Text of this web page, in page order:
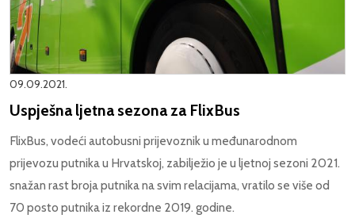
09.09.2021.
Uspješna ljetna sezona za FlixBus
FlixBus, vodeći autobusni prijevoznik u međunarodnom
prijevozu putnika u Hrvatskoj, zabilježio je u ljetnoj sezoni 2021.
snažan rast broja putnika na svim relacijama, vratilo se više od
70 posto putnika iz rekordne 2019. godine.